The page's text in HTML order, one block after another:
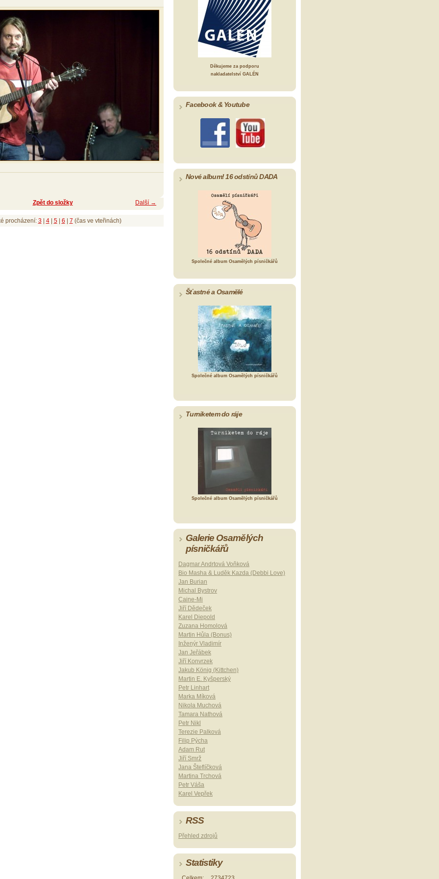
Další →
Zpět do složky
procházení: 3| 4| 5| 6 7 (čas ve vteřinách)
Děkujeme za podporu
nakladatelství GALÉN
Facebook & Youtube
Nové album! 16 odstínů DADA
Společné album Osamělých písničkářů
Šťastné a Osamělé
Společné album Osamělých písničkářů
Turniketem do ráje
Společné album Osamělých písničkářů
Galerie Osamělých
písničkářů
Dagmar Andrtová Voňková
Bio Masha & Luděk Kazda (Debbi Love)
Jan Burian
Michal Bystrov
Caine-Mi
Jiří Dědeček
Karel Diepold
Zuzana Homolová
Martin Hůla (Bonus)
Inženýr Vladimír
Jan Jeřábek
Jiří Konvrzek
Jakub König (Kittchen)
Martin E. Kyšperský
Petr Linhart
Marka Míková
Nikola Muchová
Tamara Nathová
Petr Nikl
Terezie Palková
Filip Pýcha
Adam Rut
Jiří Smrž
Jana Šteflíčková
Martina Trchová
Petr Váša
Karel Vepřek
RSS
Přehled zdrojů
Statistiky